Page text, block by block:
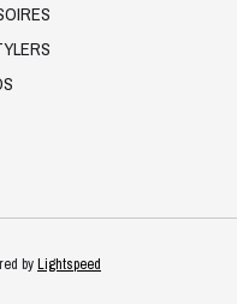
byLightspeed